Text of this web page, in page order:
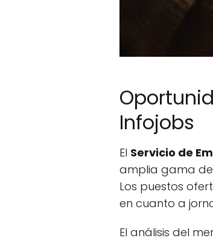
Infojobs
El Servicio de
amplia gama de
Los puestos
en cuanto a
El análisis del